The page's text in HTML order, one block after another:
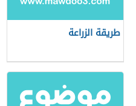
طريقة الزراعة